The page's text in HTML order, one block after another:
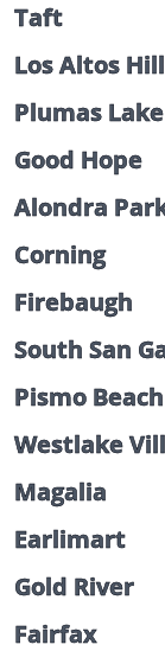
Taft
Los Altos
Plumas Lake
Good Hope
Alondra
Corning
Firebaugh
South San
Pismo Beach
Westlake
Magalia
Earlimart
Gold River
Fairfax